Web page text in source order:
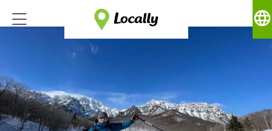
language